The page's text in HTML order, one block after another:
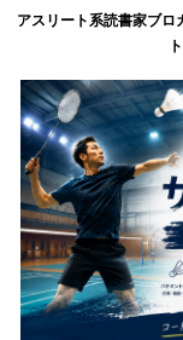
アスリート系読書家ブロ